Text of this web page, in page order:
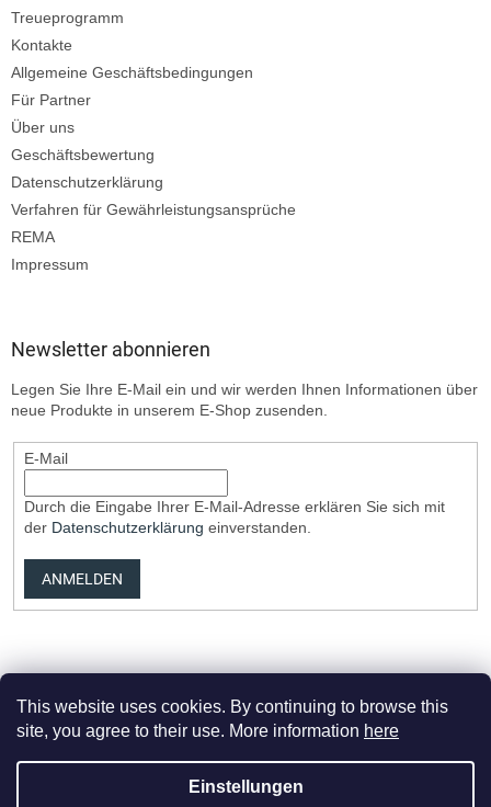
This website uses cookies. By continuing to browse this
site, you agree to their use. More information here
Einstellungen
Treueprogramm
Kontakte
Allgemeine Geschäftsbedingungen
Für Partner
Über uns
Geschäftsbewertung
Datenschutzerklärung
Verfahren für Gewährleistungsansprüche
REMA
Impressum
Newsletter abonnieren
Legen Sie Ihre E-Mail ein und wir werden Ihnen Informationen über
neue Produkte in unserem E-Shop zusenden.
E-Mail
Durch die Eingabe Ihrer E-Mail-Adresse erklären Sie sich mit
der Datenschutzerklärung einverstanden.
ANMELDEN